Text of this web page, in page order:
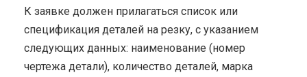
К заявке должен прилагаться список или
спецификация деталей на резку, с указанием
следующих данных: наименование (номер
чертежа детали), количество деталей, марка